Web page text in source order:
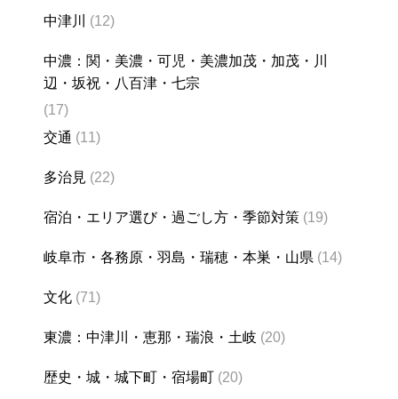
中津川 (12)
中濃：関・美濃・可児・美濃加茂・加茂・川
辺・坂祝・八百津・七宗
(17)
交通 (11)
多治見 (22)
宿泊・エリア選び・過ごし方・季節対策 (19)
岐阜市・各務原・羽島・瑞穂・本巣・山県 (14)
文化 (71)
東濃：中津川・恵那・瑞浪・土岐 (20)
歴史・城・城下町・宿場町 (20)